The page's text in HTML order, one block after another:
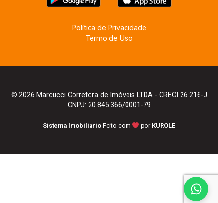
Política de Privacidade
Termo de Uso
© 2026 Marcucci Corretora de Imóveis LTDA - CRECI 26.216-J
CNPJ: 20.845.366/0001-79
Sistema Imobiliário Feito com por KUROLE